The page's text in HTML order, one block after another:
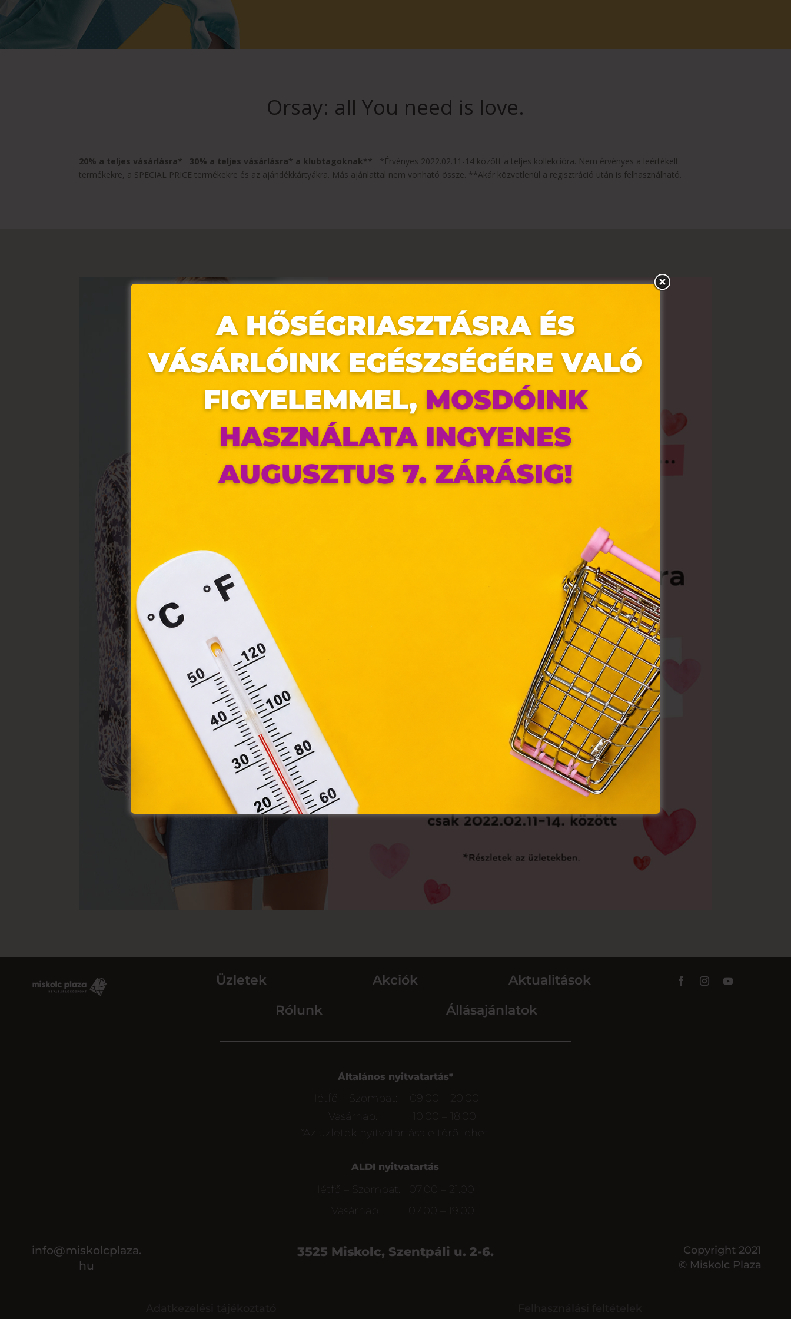
Orsay: all You need is love.
20% a teljes vásárlásra* 30% a teljes vásárlásra* a klubtagoknak** *Érvényes 2022.02.11-14 között a teljes kollekcióra. Nem érvényes a leértékelt
termékekre, a SPECIAL PRICE termékekre és az ajándékkártyákra. Más ajánlattal nem vonható össze. **Akár közvetlenül a regisztráció után is felhasználható.
Üzletek Akciók
Aktualitások
Rólunk
Állásajánlatok
Általános nyitvatartás*
Hétfő – Szombat:
09:00 – 20:00
Vasárnap:
10:00 – 18:00
*Az üzletek nyitvatartása eltérő lehet.
ALDI nyitvatartás
Hétfő – Szombat:
07:00 – 21:00
Vasárnap:
07:00 – 19:00
info@miskolcplaza.
hu
3525 Miskolc, Szentpáli u. 2-6.
Copyright 2021
© Miskolc Plaza
Ez az oldal sütiket használ
Weboldalunkon „cookie"-kat (továbbiakban „süti") alkalmazunk. Ezek olyan
fájlok, melyek információt tárolnak webes böngészőjében. Ehhez az Ön
weblapoknak, melyek az Európai Unió országain belül működnek, a „sütik"
használatához, és ezeknek a felhasználó számítógépén vagy egyéb
eszközén történő tárolásához a felhasználók hozzájárulását kell kérniük.